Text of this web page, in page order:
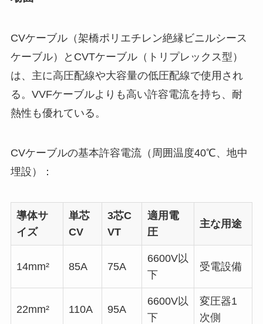
CVケーブル（架橋ポリエチレン絶縁ビニルシース
ケーブル）とCVTケーブル（トリプレックス型）
は、主に高圧配線や大容量の低圧配線で使用され
る。VVFケーブルよりも高い許容電流を持ち、耐
熱性も優れている。
CVケーブルの基本許容電流（周囲温度40℃、地中
埋設）：
導体サ
イズ
単芯
CV
3芯C
VT
適用電
圧
主な用途
14mm² 85A 75A
6600V以
下
受電設備
22mm² 110A 95A
6600V以
下
変圧器1
次側